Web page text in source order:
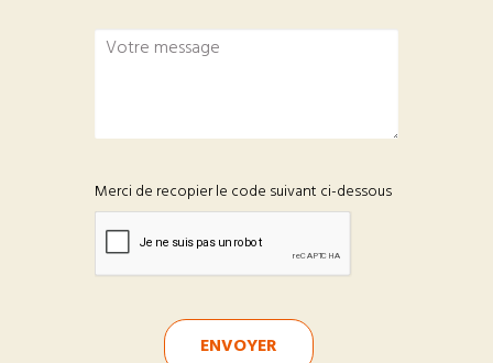
Merci de recopier le code suivant ci-dessous
ENVOYER